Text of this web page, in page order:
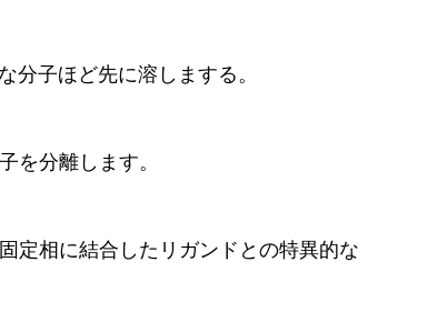
分子ほど先に溶しまする。
を分離します。
定相に結合したリガンドとの特異的な